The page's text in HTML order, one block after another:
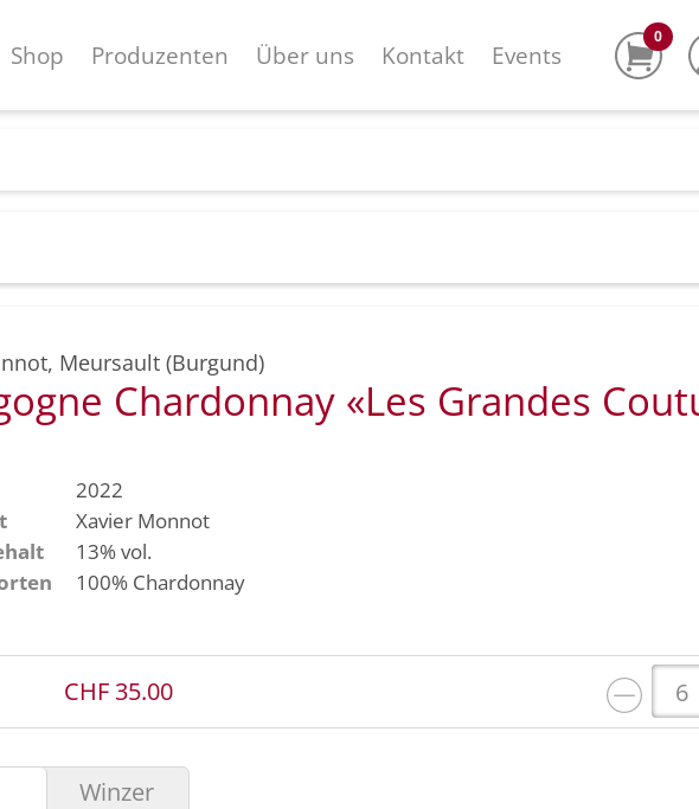
Shop Produzenten Über uns Kontakt Events
0
, Meursault (Burgund)
Chardonnay «Les Grandes
2022
Xavier Monnot
13% vol.
100% Chardonnay
CHF 35.00
Winzer